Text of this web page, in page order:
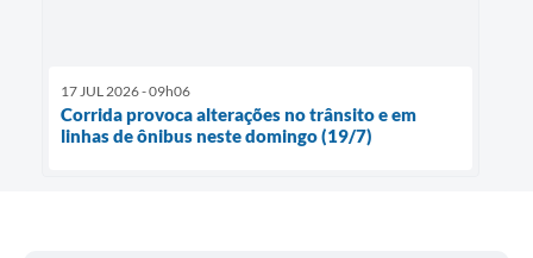
17 JUL 2026 - 09h06
Corrida provoca alterações no trânsito e em
linhas de ônibus neste domingo (19/7)